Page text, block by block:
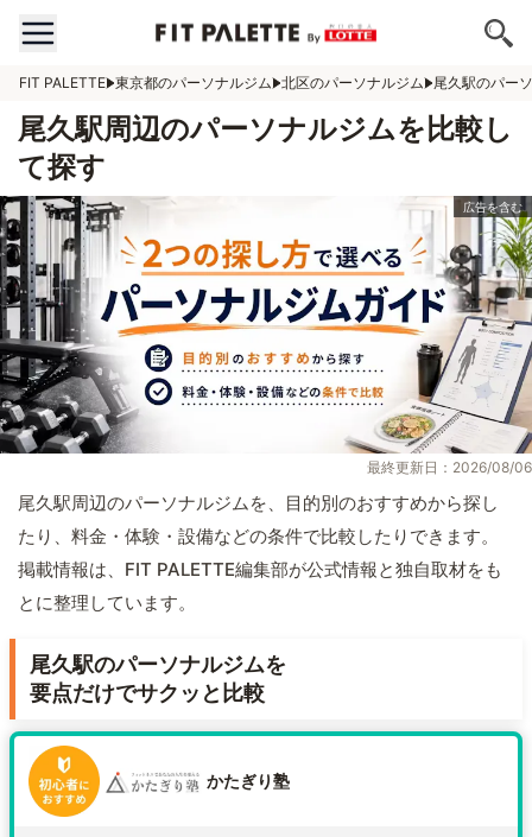
FIT PALETTE 東京都のパーソナルジム 北区のパーソナルジム 尾久駅のパー
尾久駅周辺のパーソナルジムを比較し
て探す
最終更新日：2026/08/06
尾久駅周辺のパーソナルジムを、目的別のおすすめから探し
たり、料金・体験・設備などの条件で比較したりできます。
掲載情報は、FIT PALETTE編集部が公式情報と独自取材をも
とに整理しています。
尾久駅のパーソナルジムを
要点だけでサクッと比較
かたぎり塾